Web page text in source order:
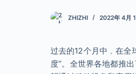
ZHIZHI 2022年 4月
过去的12个月中﹐在全
度”。全世界各地都推